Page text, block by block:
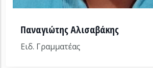
Παναγιώτης Αλισαβάκης
Ειδ. Γραμματέας